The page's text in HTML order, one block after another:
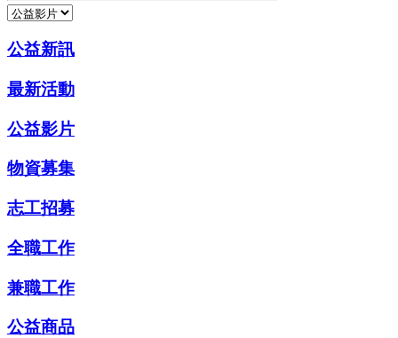
公益新訊
最新活動
公益影片
物資募集
志工招募
全職工作
兼職工作
公益商品